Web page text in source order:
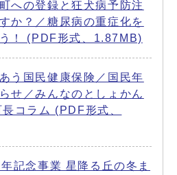
への登録と狂犬病予防注
か？／糖尿病の重症化を
！ (PDF形式、1.87MB)
う国民健康保険／国民年
せ／みんなのとしょかん
コラム (PDF形式、
記念事業 星降る丘の冬ま